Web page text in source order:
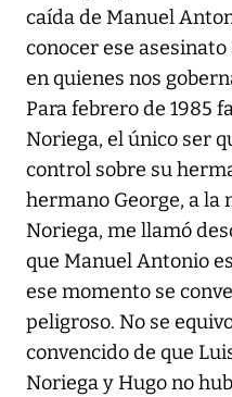
caída de Manuel
conocer ese
en quienes nos
Para febrero de 1985
Noriega, el único ser
control sobre su
hermano George, a la
Noriega, me llamó
que Manuel Antonio
ese momento se
peligroso. No se
convencido de que
Noriega y Hugo no